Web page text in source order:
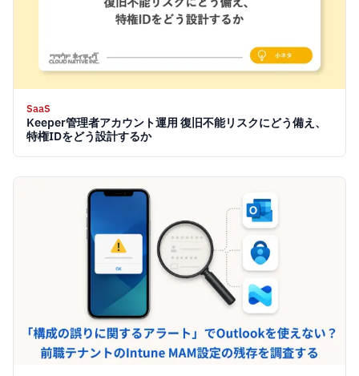
SaaS
Keeper管理者アカウント運用 復旧不能リスクにどう備え、
特権IDをどう設計するか